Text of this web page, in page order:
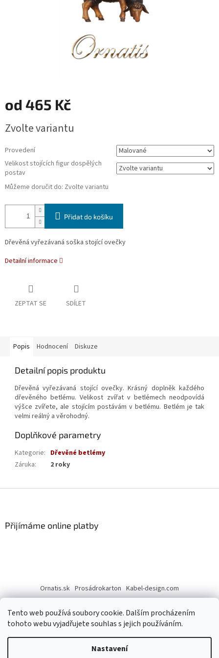
Tento web používá soubory cookie. Dalším procházením
tohoto webu vyjadřujete souhlas s jejich používáním.
Nastavení
od 465 Kč
cena:
Zvolte variantu
Provedení
Velikost stojících figur dospělých
postav
Můžeme doručit do: Zvolte variantu
Přidat do košíku
Dřevěná vyřezávaná soška stojící ovečky
Detailní informace
ZEPTAT SE SDÍLET
Popis Hodnocení Diskuze
Detailní popis produktu
Dřevěná vyřezávaná stojící ovečky. Krásný doplněk každého
dřevěného betlému. Velikost zvířat v betlémech neodpovídá
výšce zvířete, ale stojícím postávám v betlému. Betlém je tak
velmi reálný a věrohodný.
Doplňkové parametry
Kategorie: Dřevěné betlémy
Záruka: 2 roky
Přijímáme online platby
Ornatis.sk Prosádrokarton Kabel-design.com
Vytvořil Shoptet